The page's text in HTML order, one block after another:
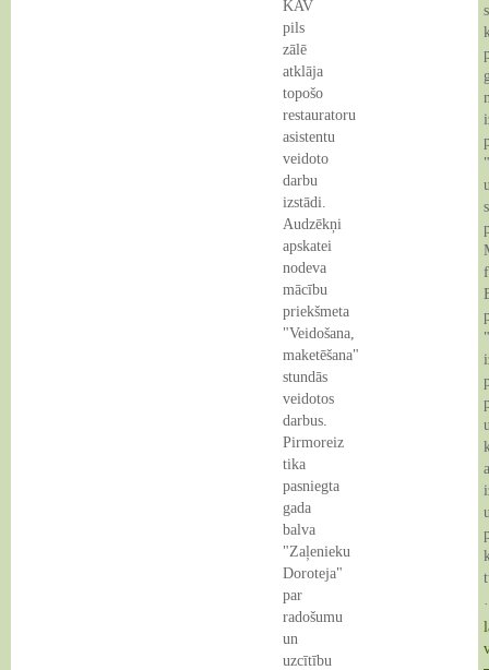
KAV
pils
zālē
atklāja
topošo
restauratoru
asistentu
veidoto
darbu
izstādi.
Audzēkņi
apskatei
nodeva
mācību
priekšmeta
"Veidošana,
maketēšana"
stundās
veidotos
darbus.
Pirmoreiz
tika
pasniegta
gada
balva
"Zaļenieku
Doroteja"
par
radošumu
un
uzcītību